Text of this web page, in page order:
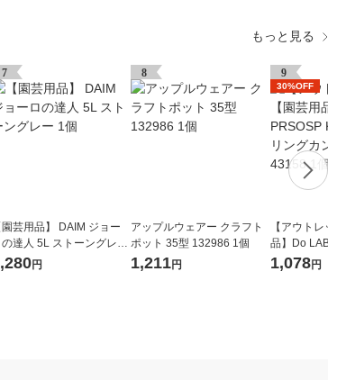
もっと見る
7
園芸用品】 DAIM ジョー
の達人 5L ストーングレー
円
8
アップルウェアー クラフト
ポット 35型 132986 1個
1,211円
9
30%OFF
【アウトレッ
品】Do LABO
NI ウォータリ
1,078円